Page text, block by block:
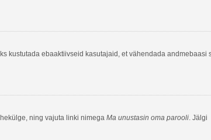
kustutada ebaaktiivseid kasutajaid, et vähendada andmebaasi
ning vajuta linki nimega Ma unustasin oma parooli. Jälgi